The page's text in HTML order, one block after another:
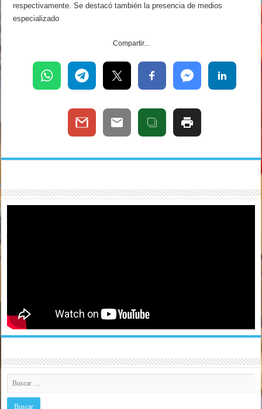
respectivamente. Se destacó también la presencia de medios
especializado
Compartir...